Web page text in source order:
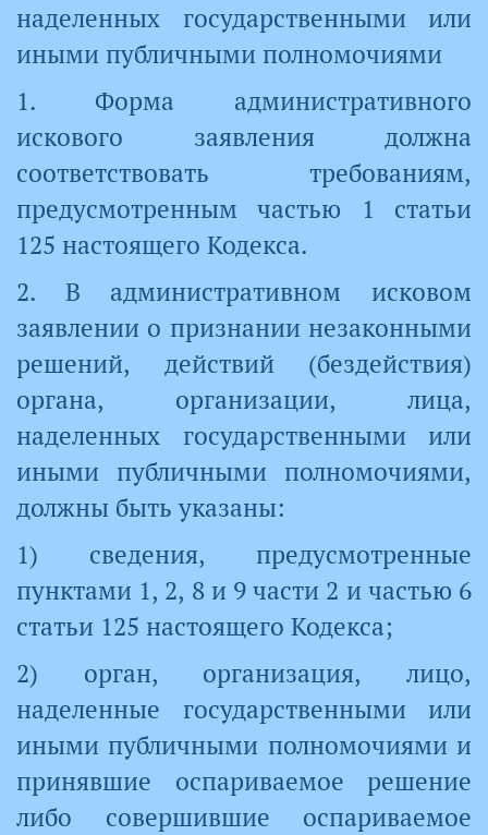
наделенных государственными или
иными публичными полномочиями
1. Форма административного
искового заявления должна
соответствовать требованиям,
предусмотренным частью 1 статьи
125 настоящего Кодекса.
2. В административном исковом
заявлении о признании незаконными
решений, действий (бездействия)
органа, организации, лица,
наделенных государственными или
иными публичными полномочиями,
должны быть указаны:
1) сведения, предусмотренные
пунктами 1, 2, 8 и 9 части 2 и частью 6
статьи 125 настоящего Кодекса;
2) орган, организация, лицо,
наделенные государственными или
иными публичными полномочиями и
принявшие оспариваемое решение
либо совершившие оспариваемое